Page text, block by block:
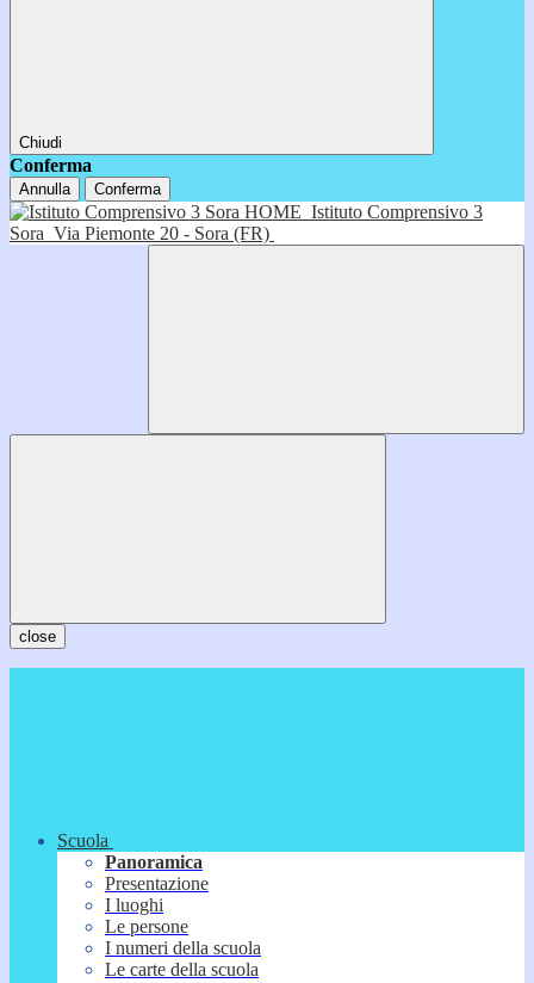
Chiudi
Conferma
Annulla Conferma
HOME Istituto Comprensivo 3
Sora Via Piemonte 20 - Sora (FR)
close
Scuola
Panoramica
Presentazione
I luoghi
Le persone
I numeri della scuola
Le carte della scuola